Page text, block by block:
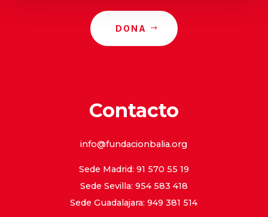
DONA
Contacto
info@fundacionbalia.org
Sede Madrid: 91 570 55 19
Sede Sevilla: 954 583 418
Sede Guadalajara: 949 381 514